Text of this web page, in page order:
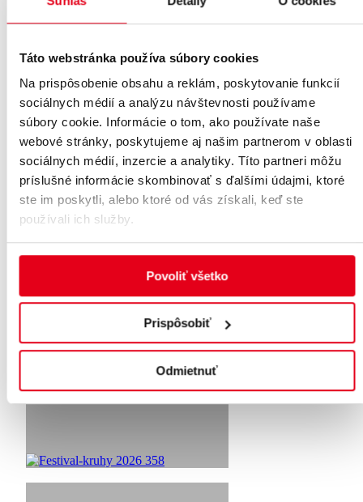
Táto webstránka používa súbory cookies
Na prispôsobenie obsahu a reklám, poskytovanie funkcií
sociálnych médií a analýzu návštevnosti používame
súbory cookie. Informácie o tom, ako používate naše
webové stránky, poskytujeme aj našim partnerom v oblasti
sociálnych médií, inzercie a analytiky. Títo partneri môžu
príslušné informácie skombinovať s ďalšími údajmi, ktoré
ste im poskytli, alebo ktoré od vás získali, keď ste
používali ich služby.
Povoliť všetko
Prispôsobiť
Odmietnuť